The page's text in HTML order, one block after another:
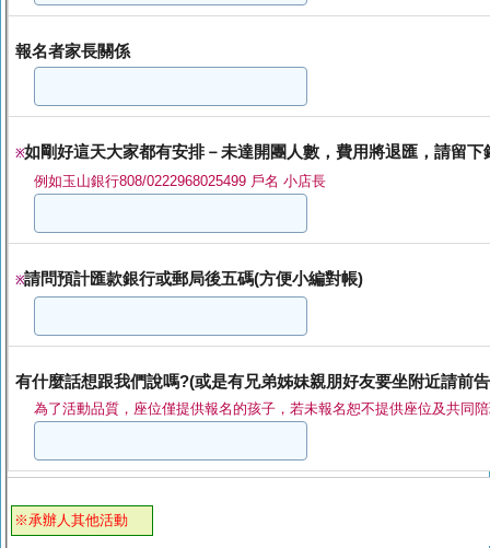
報名者家長關係
※如剛好這天大家都有安排－未達開團人數，費用將退匯，請留下
例如玉山銀行808/0222968025499 戶名 小店長
※請問預計匯款銀行或郵局後五碼(方便小編對帳)
有什麼話想跟我們說嗎?(或是有兄弟姊妹親朋好友要坐附近請前
為了活動品質，座位僅提供報名的孩子，若未報名恕不提供座位及共同
※承辦人其他活動